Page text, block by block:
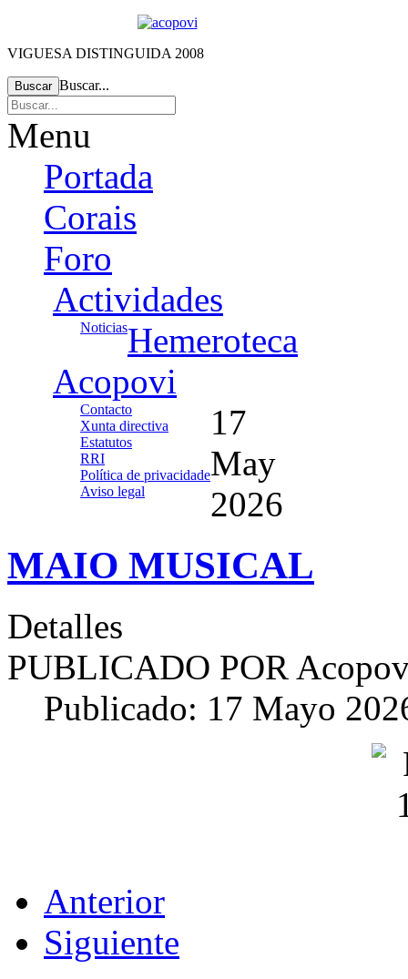
VIGUESA DISTINGUIDA 2008
Buscar Buscar...
Menu
Portada
Corais
Foro
Actividades
NoticiasHemeroteca
Acopovi
Contacto
Xunta directiva
Estatutos
RRI
Política de privacidade
Aviso legal
17
May
2026
MAIO MUSICAL
Detalles
PUBLICADO POR
Publicado: 17 Mayo
Anterior
Siguiente